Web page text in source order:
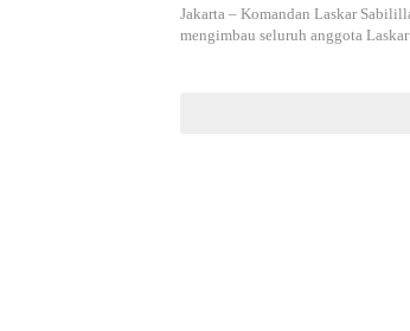
Menolak Provokasi
Jakarta – Komandan Laskar
mengimbau seluruh anggota